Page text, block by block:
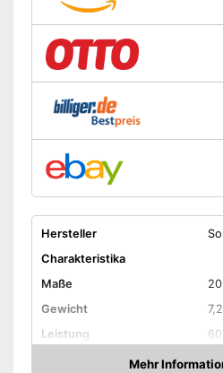
Hersteller
Charakteristika
Maße
Gewicht
Leistung
Anzahl Lautsprecher
Mehr